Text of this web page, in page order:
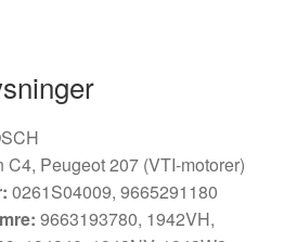
C4, Peugeot 207 (VTI-motorer)
0261S04009, 9665291180
9663193780, 1942VH,